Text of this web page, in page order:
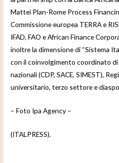
Mattei Plan-Rome Process
Commissione europea TERRA e
IFAD, FAO e African Finance
inoltre la dimensione di “Sistema
con il coinvolgimento coordinato
nazionali (CDP, SACE, SIMEST),
universitario, terzo settore e
– Foto Ipa Agency –
(ITALPRESS).